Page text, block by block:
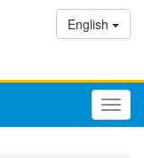
English